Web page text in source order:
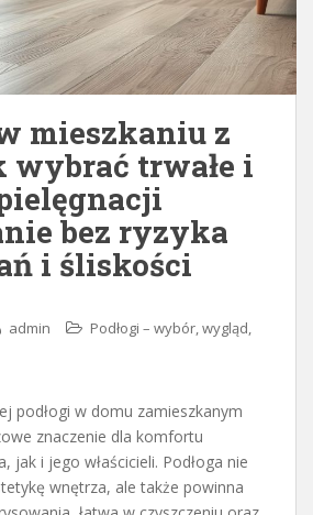
mieszkaniu z
wybrać trwałe i
bez ryzyka
i śliskości
admin
Podłogi – wybór, wygląd,
podłogi w domu zamieszkanym
znaczenie dla komfortu
jak i jego właścicieli. Podłoga nie
wnętrza, ale także powinna